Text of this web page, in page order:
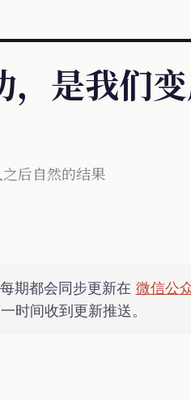
是我们
后自然的结果
期都会同步更新在 微信公
一时间收到更新推送。